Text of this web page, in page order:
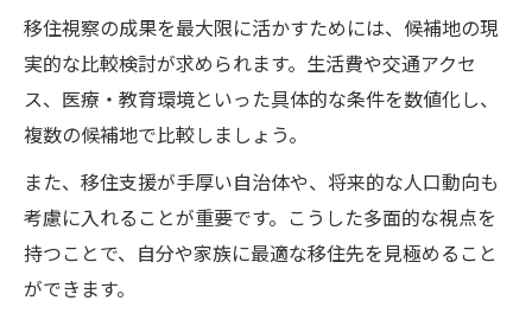
移住視察の成果を最大限に活かすためには、候補地の現
実的な比較検討が求められます。生活費や交通アクセ
ス、医療・教育環境といった具体的な条件を数値化し、
複数の候補地で比較しましょう。
また、移住支援が手厚い自治体や、将来的な人口動向も
考慮に入れることが重要です。こうした多面的な視点を
持つことで、自分や家族に最適な移住先を見極めること
ができます。